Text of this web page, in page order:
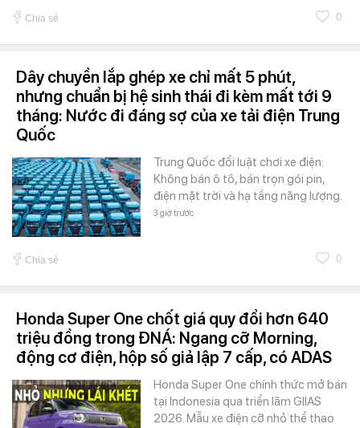
Chia sẻ 0
Dây chuyền lắp ghép xe chỉ mất 5 phút,
nhưng chuẩn bị hệ sinh thái đi kèm mất tới 9
tháng: Nước đi đáng sợ của xe tải điện Trung
Quốc
Trung Quốc đổi luật chơi xe điện:
Không bán ô tô, bán trọn gói pin,
điện mặt trời và hạ tầng năng lượng.
3 giờ trước
Chia sẻ 0
Honda Super One chốt giá quy đổi hơn 640
triệu đồng trong ĐNÁ: Ngang cỡ Morning,
động cơ điện, hộp số giả lập 7 cấp, có ADAS
Honda Super One chính thức mở bán
tại Indonesia qua triển lãm GIIAS
2026. Mẫu xe điện cỡ nhỏ thể thao